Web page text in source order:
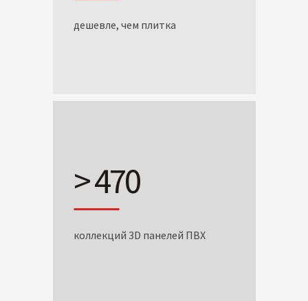
дешевле, чем плитка
> 470
коллекций 3D панелей ПВХ